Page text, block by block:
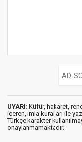
UYARI: Küfür, hakaret,
içeren, imla kuralları ile
Türkçe karakter
onaylanmamaktadır.